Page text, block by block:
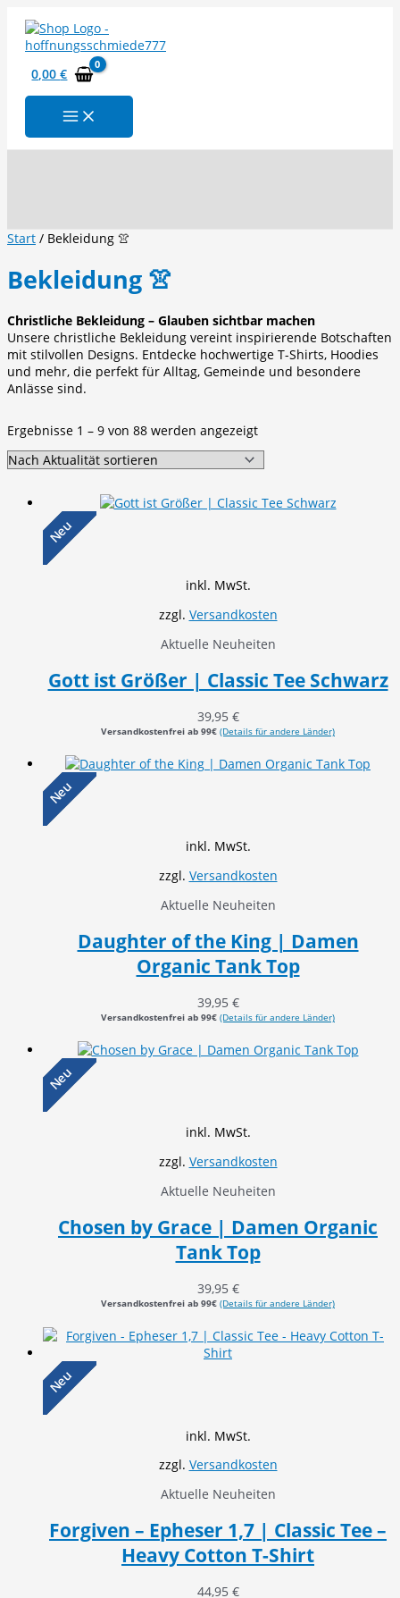
Inhalt
springen
0,00€
Start / Bekleidung 👚
Bekleidung 👚
Christliche Bekleidung – Glauben sichtbar machen
Unsere christliche Bekleidung vereint inspirierende Botschaften
mit stilvollen Designs. Entdecke hochwertige T-Shirts, Hoodies
und mehr, die perfekt für Alltag, Gemeinde und besondere
Anlässe sind.
Ergebnisse 1 – 9 von 88 werden angezeigtNach
Neu
inkl. MwSt.
zzgl. Versandkosten
Aktuelle Neuheiten
Gott ist Größer | Classic Tee Schwarz
39,95 €
Versandkostenfrei ab 99€ (Details für andere Länder)
Neu
inkl. MwSt.
zzgl. Versandkosten
Aktuelle Neuheiten
Daughter of the King | Damen
Organic Tank Top
39,95 €
Versandkostenfrei ab 99€ (Details für andere Länder)
Neu
inkl. MwSt.
zzgl. Versandkosten
Aktuelle Neuheiten
Chosen by Grace | Damen Organic
Tank Top
39,95 €
Versandkostenfrei ab 99€ (Details für andere Länder)
Neu
inkl. MwSt.
zzgl. Versandkosten
Aktuelle Neuheiten
Forgiven – Epheser 1,7 | Classic Tee –
Heavy Cotton T-Shirt
44,95 €